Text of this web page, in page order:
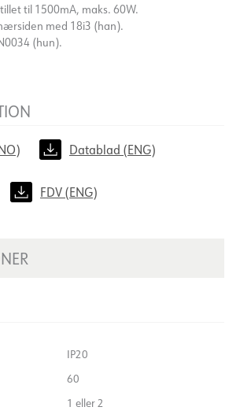
til 1500mA, maks. 60W.
med 18i3 (han).
(hun).
Datablad (ENG)
FDV (ENG)
IP20
60
1 eller 2